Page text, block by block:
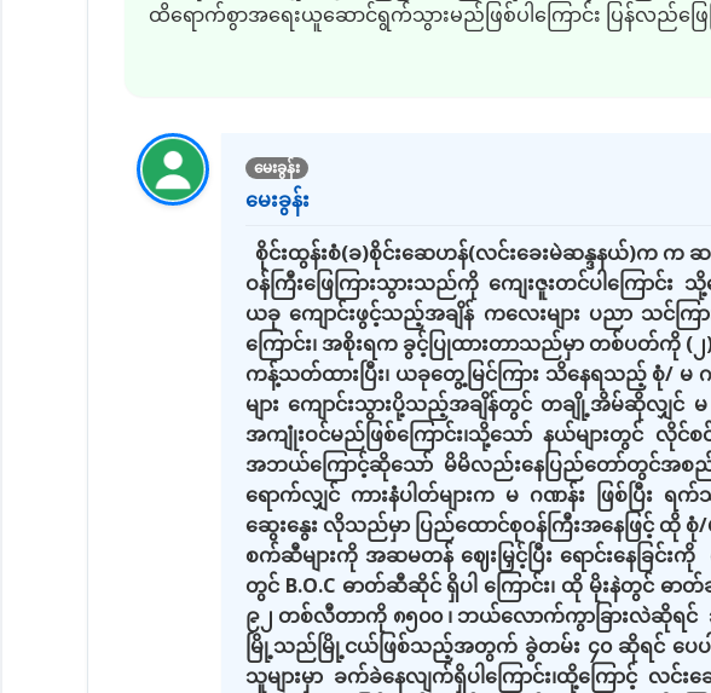
ထိရောက်စွာအရေးယူဆောင်ရွက်သွားမည်ဖြစ်ပါကြောင်း ပြန်လည်ဖြေ
မေးခွန်း
မေးခွန်း
စိုင်းထွန်းစံ(ခ)စိုင်းဆေဟန်(လင်းခေးမဲဆန္ဒနယ်)က က ဆ
ဝန်ကြီးဖြေကြားသွားသည်ကို ကျေးဇူးတင်ပါကြော
ယခု ကျောင်းဖွင့်သည့်အချိန် ကလေးများ ပညာ သင်က
ကြောင်း၊ အစိုးရက ခွင့်ပြုထားတာသည်မှာ တစ်ပတ်ကို
ကန့်သတ်ထားပြီး၊ ယခုတွေ့မြင်ကြား သိနေရသည့် စုံ/ မ
များ ကျောင်းသွားပို့သည့်အချိန်တွင် တချို့အိမ်ဆိုလျှင်
အကျုံးဝင်မည်ဖြစ်ကြောင်း၊သို့သော် နယ်များတွင် လိုင်
အဘယ်ကြောင့်ဆိုသော် မိမိလည်းနေပြည်တော်တွင်အစ
ရောက်လျှင် ကားနံပါတ်များက မ ဂဏန်း ဖြစ်ပြီး
ဆွေးနွေး လိုသည်မှာ ပြည်ထောင်စုဝန်ကြီးအနေဖြင့် ထို စုံ/
စက်ဆီများကို အဆမတန် ဈေးမြှင့်ပြီး ရောင်းနေခြင်း
တွင် B.O.C ဓာတ်ဆီဆိုင် ရှိပါ ကြောင်း၊ ထို မိုးနဲတွင်
၉၂ တစ်လီတာကို ၈၅၀၀ ၊ ဘယ်လောက်ကွာခြားလဲဆိုရင် ၃၃
မြို့သည်မြို့ငယ်ဖြစ်သည့်အတွက် ခွဲတမ်း ၄၀ ဆိုရင် ပေပါပုံ
သူများမှာ ခက်ခဲနေလျက်ရှိပါကြောင်း၊ထို့ကြေ